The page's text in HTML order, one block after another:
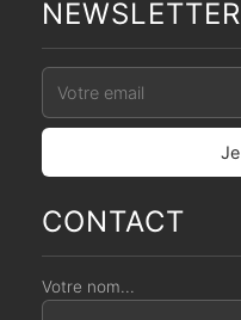
NEWSLETTER
CONTACT
Votre nom...